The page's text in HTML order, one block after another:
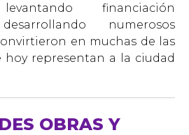
financiación
numerosos
en muchas de las
hoy representan a la ciudad
OBRAS Y